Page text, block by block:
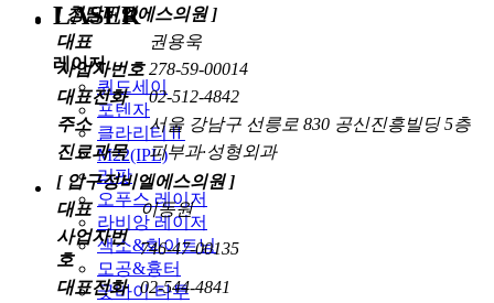
LASER
레이저
쿼드세이
포텐자
클라리티Ⅱ
M22(IPL)
리팟
오푸스 레이저
라비앙 레이저
색소&화이트닝
모공&흉터
굿바이 타투
[ 청담비엘에스의원 ]
대표
권용욱
사업자번호 278-59-00014
대표전화
02-512-4842
주소
서울 강남구 선릉로 830 공신진흥빌딩 5층
진료과목
피부과·성형외과
[ 압구정비엘에스의원 ]
대표
이동원
사업자번
호
746-47-00135
대표전화 02-544-4841